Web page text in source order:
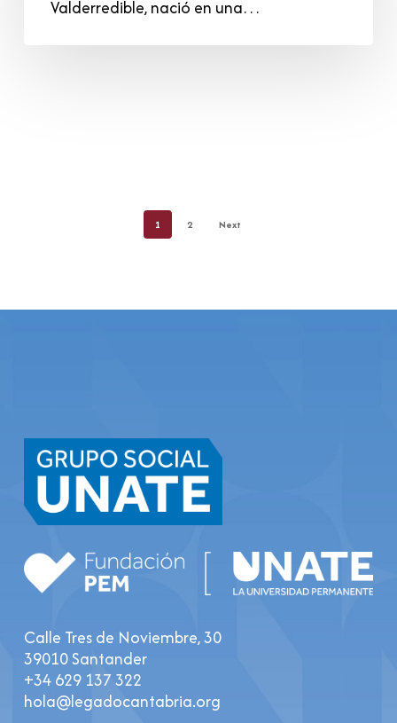
Valderredible, nació en una…
1 2 Next
Calle Tres de Noviembre, 30
39010 Santander
+34 629 137 322
hola@legadocantabria.org